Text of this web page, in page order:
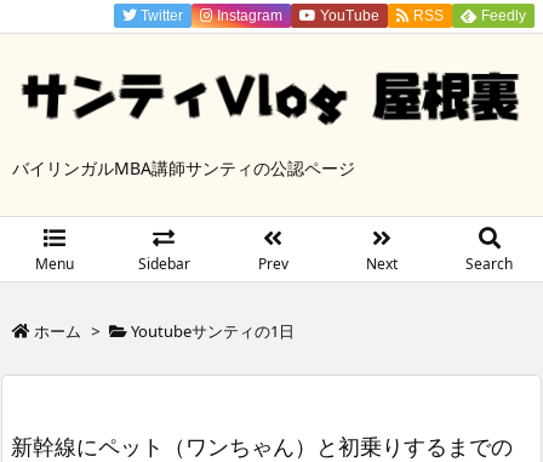
バイリンガルMBA講師サンティの公認ページ
Menu Sidebar Prev Next Search
Twitter Instagram YouTube RSS Feedly
ホーム > Youtubeサンティの1日
新幹線にペット（ワンちゃん）と初乗りするまでの